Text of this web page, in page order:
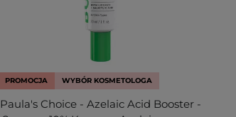
PROMOCJA WYBÓR KOSMETOLOGA
Paula's Choice - Azelaic Acid Booster -